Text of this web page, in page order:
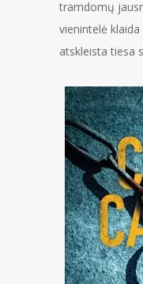
tramdomų
vienintelė
atskleista tiesa